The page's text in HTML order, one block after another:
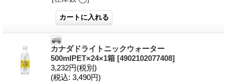
カナダドライトニックウォーター
500mlPET×24×1箱 [4902102077408]
3,232円(税別)
(税込: 3,490円)